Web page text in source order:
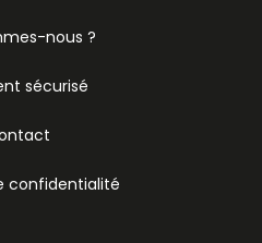
nous ?
sécurisé
confidentialité